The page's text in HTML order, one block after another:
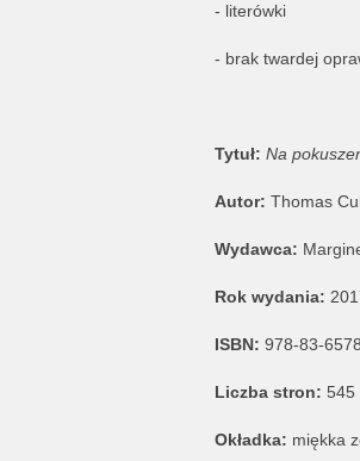
- literówki
- brak twardej
Tytuł: Na
Autor: Thomas
Wydawca:
Rok wydania:
ISBN: 978-83-
Liczba stron: 545
Okładka: miękka